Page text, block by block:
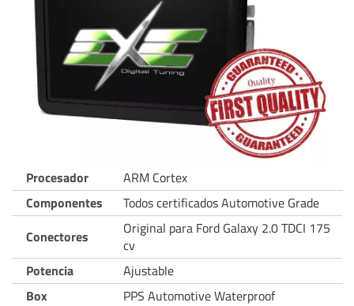
Procesador
ARM Cortex
Componentes
Todos certificados Automotive Grade
Conectores
Original para Ford Galaxy 2.0 TDCI 175
cv
Potencia
Ajustable
Box
PPS Automotive Waterproof